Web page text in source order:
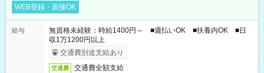
WEB登録・面接OK
給与
無資格未経験：時給1400円～ ■週払いOK ■扶養内OK ■日
収1万1200円以上
交通費別途支給あり
交通費 交通費全額支給